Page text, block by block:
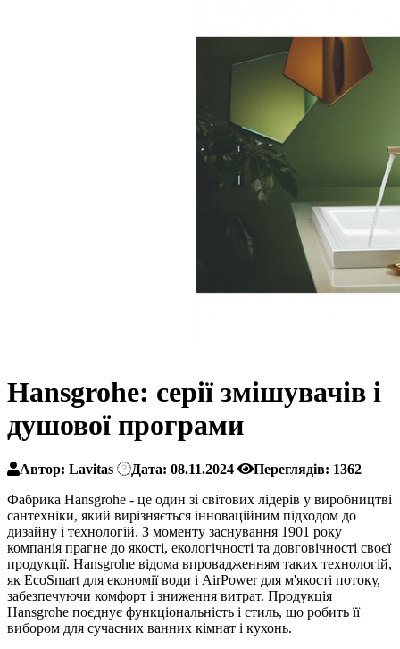
Hansgrohe: серії змішувачів і
душової програми
Автор: Lavitas Дата: 08.11.2024 Переглядів: 1362
Фабрика Hansgrohe - це один зі світових лідерів у виробництві
сантехніки, який вирізняється інноваційним підходом до
дизайну і технологій. З моменту заснування 1901 року
компанія прагне до якості, екологічності та довговічності своєї
продукції. Hansgrohe відома впровадженням таких технологій,
як EcoSmart для економії води і AirPower для м'якості потоку,
забезпечуючи комфорт і зниження витрат. Продукція
Hansgrohe поєднує функціональність і стиль, що робить її
вибором для сучасних ванних кімнат і кухонь.